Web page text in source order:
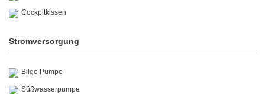
Cockpitkissen
Stromversorgung
Bilge Pumpe
Süßwasserpumpe